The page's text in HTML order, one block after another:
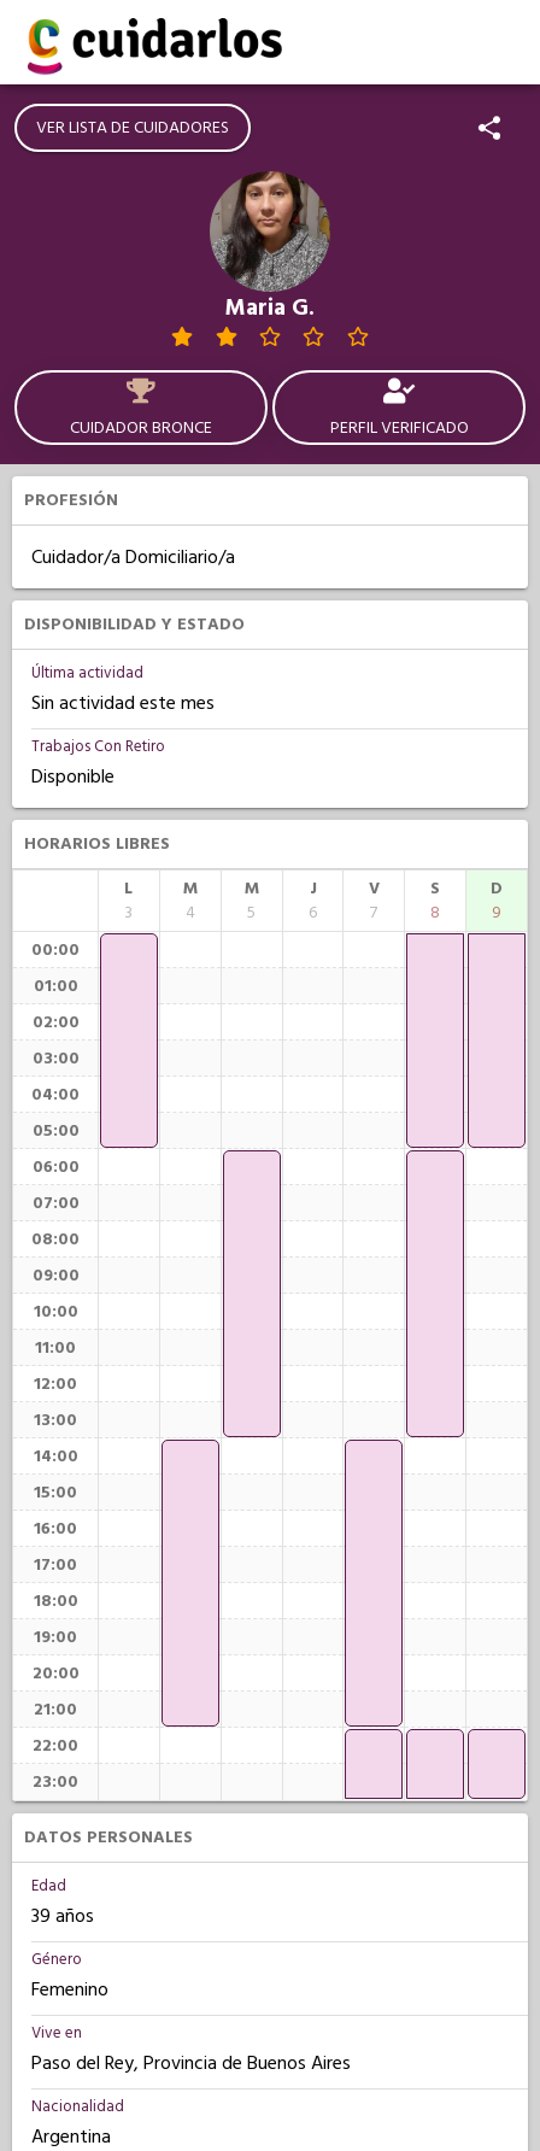
VER LISTA DE CUIDADORES
Maria G.
CUIDADOR BRONCE PERFIL VERIFICADO
PROFESIÓN
Cuidador/a Domiciliario/a
DISPONIBILIDAD Y ESTADO
Última actividad
Sin actividad este mes
Trabajos Con Retiro
Disponible
HORARIOS LIBRES
L
3
M
4
M
5
J
6
V
7
S
8
D
9
00:00
01:00
02:00
03:00
04:00
05:00
06:00
07:00
08:00
09:00
10:00
11:00
12:00
13:00
14:00
15:00
16:00
17:00
18:00
19:00
20:00
21:00
22:00
23:00
DATOS PERSONALES
Edad
39 años
Género
Femenino
Vive en
Paso del Rey, Provincia de Buenos Aires
Nacionalidad
Argentina